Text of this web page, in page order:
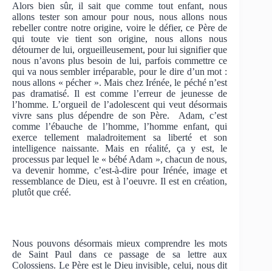
Alors bien sûr, il sait que comme tout enfant, nous
allons tester son amour pour nous, nous allons nous
rebeller contre notre origine, voire le défier, ce Père de
qui toute vie tient son origine, nous allons nous
détourner de lui, orgueilleusement, pour lui signifier que
nous n’avons plus besoin de lui, parfois commettre ce
qui va nous sembler irréparable, pour le dire d’un mot :
nous allons « pécher ». Mais chez Irénée, le péché n’est
pas dramatisé. Il est comme l’erreur de jeunesse de
l’homme. L’orgueil de l’adolescent qui veut désormais
vivre sans plus dépendre de son Père. Adam, c’est
comme l’ébauche de l’homme, l’homme enfant, qui
exerce tellement maladroitement sa liberté et son
intelligence naissante. Mais en réalité, ça y est, le
processus par lequel le « bébé Adam », chacun de nous,
va devenir homme, c’est-à-dire pour Irénée, image et
ressemblance de Dieu, est à l’oeuvre. Il est en création,
plutôt que créé.
Nous pouvons désormais mieux comprendre les mots
de Saint Paul dans ce passage de sa lettre aux
Colossiens. Le Père est le Dieu invisible, celui, nous dit